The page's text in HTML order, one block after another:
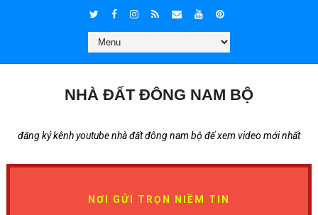
NHÀ ĐẤT ĐÔNG NAM BỘ
đăng ký kênh youtube nhà đất đông nam bộ để xem video mới nhất
NƠI GỬI TRỌN NIỀM TIN